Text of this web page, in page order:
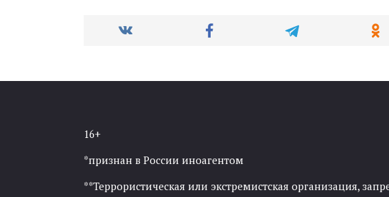
16+
*признан в России иноагентом
**Террористическая или экстремистская организация,